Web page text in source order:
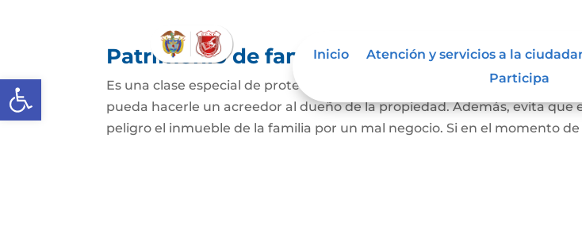
Abrir barra de herramientas
Inicio Atención y servicios a la
Participa
Patrimonio de familia inembargable
Es una clase especial de protección de la vivienda de una familia, que
pueda hacerle un acreedor al dueño de la propiedad. Además, evita que
peligro el inmueble de la familia por un mal negocio. Si en el momento de